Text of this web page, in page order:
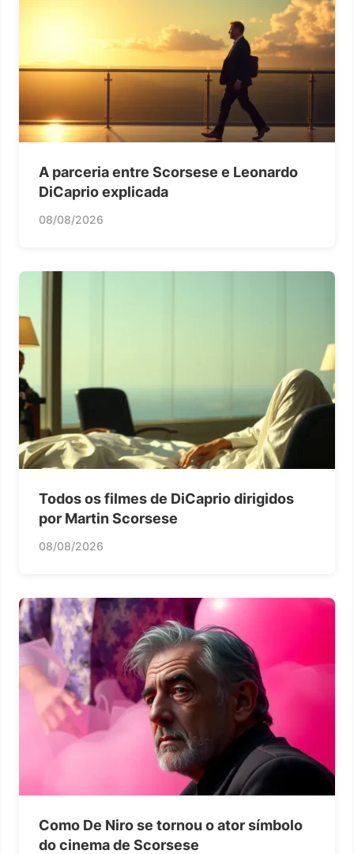
A parceria entre Scorsese e Leonardo
DiCaprio explicada
08/08/2026
Todos os filmes de DiCaprio dirigidos
por Martin Scorsese
08/08/2026
Como De Niro se tornou o ator símbolo
do cinema de Scorsese